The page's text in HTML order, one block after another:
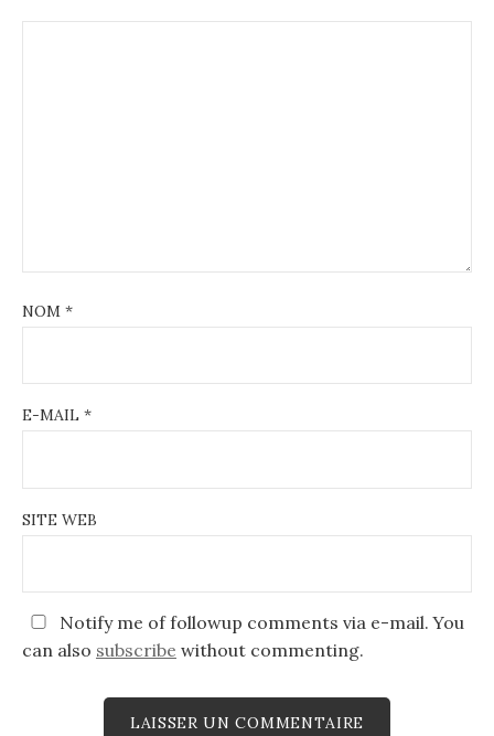
NOM *
E-MAIL *
SITE WEB
Notify me of followup comments via e-mail. You
can also subscribe without commenting.